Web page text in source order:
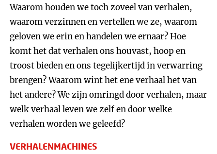
Waarom houden we toch zoveel van verhalen,
waarom verzinnen en vertellen we ze, waarom
geloven we erin en handelen we ernaar? Hoe
komt het dat verhalen ons houvast, hoop en
troost bieden en ons tegelijkertijd in verwarring
brengen? Waarom wint het ene verhaal het van
het andere? We zijn omringd door verhalen, maar
welk verhaal leven we zelf en door welke
verhalen worden we geleefd?
VERHALENMACHINES